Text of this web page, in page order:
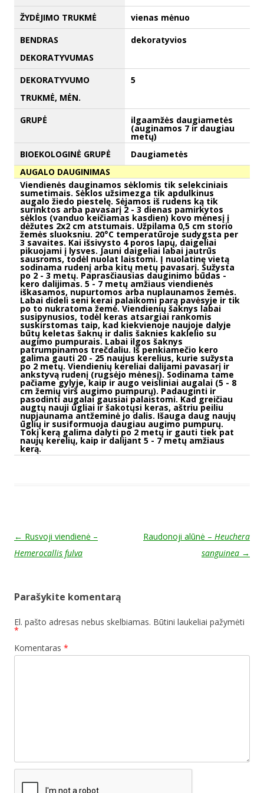
ŽYDĖJIMO TRUKMĖ
vienas mėnuo
BENDRAS
DEKORATYVUMAS
dekoratyvios
DEKORATYVUMO
TRUKMĖ, MĖN.
5
GRUPĖ ilgaamžės daugiametės
(auginamos 7 ir daugiau
metų)
BIOEKOLOGINĖ GRUPĖ
Daugiametės
AUGALO DAUGINIMAS
Viendienės dauginamos sėklomis tik selekciniais
sumetimais. Sėklos užsimezga tik apdulkinus
augalo žiedo piestelę. Sėjamos iš rudens ką tik
surinktos arba pavasarį 2 - 3 dienas pamirkytos
sėklos (vanduo keičiamas kasdien) kovo mėnesį į
dėžutes 2x2 cm atstumais. Užpilama 0,5 cm storio
žemės sluoksniu. 20°C temperatūroje sudygsta per
3 savaites. Kai išsivysto 4 poros lapų, daigeliai
pikuojami į lysves. Jauni daigeliai labai jautrūs
sausroms, todėl nuolat laistomi. Į nuolatinę vietą
sodinama rudenį arba kitų metų pavasarį. Sužysta
po 2 - 3 metų. Paprasčiausias dauginimo būdas -
kero dalijimas. 5 - 7 metų amžiaus viendienės
iškasamos, nupurtomos arba nuplaunamos žemės.
Labai dideli seni kerai palaikomi parą pavėsyje ir tik
po to nukratoma žemė. Viendienių šaknys labai
susipynusios, todėl keras atsargiai rankomis
suskirstomas taip, kad kiekvienoje naujoje dalyje
būtų keletas šaknų ir dalis šaknies kaklelio su
augimo pumpurais. Labai ilgos šaknys
patrumpinamos trečdaliu. Iš penkiamečio kero
galima gauti 20 - 25 naujus kerelius, kurie sužysta
po 2 metų. Viendienių kereliai dalijami pavasarį ir
ankstyvą rudenį (rugsėjo mėnesį). Sodinama tame
pačiame gylyje, kaip ir augo veisliniai augalai (5 - 8
cm žemių virš augimo pumpurų). Padauginti ir
pasodinti augalai gausiai palaistomi. Kad greičiau
augtų nauji ūgliai ir šakotųsi keras, aštriu peiliu
nupjaunama antžeminė jo dalis. Išauga daug naujų
ūglių ir susiformuoja daugiau augimo pumpurų.
Tokį kerą galima dalyti po 2 metų ir gauti tiek pat
naujų kerelių, kaip ir dalijant 5 - 7 metų amžiaus
kerą.
Post navigation
← Rusvoji viendienė –
Hemerocallis fulva
Raudonoji alūnė – Heuchera
sanguinea →
Parašykite komentarą
El. pašto adresas nebus skelbiamas. Būtini laukeliai pažymėti
*
Komentaras *